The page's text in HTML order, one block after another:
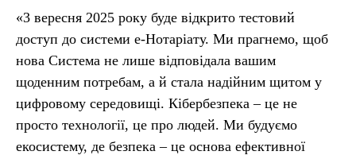
«3 вересня 2025 року буде відкрито тестовий
доступ до системи е-Нотаріату. Ми прагнемо, щоб
нова Система не лише відповідала вашим
щоденним потребам, а й стала надійним щитом у
цифровому середовищі. Кібербезпека – це не
просто технології, це про людей. Ми будуємо
екосистему, де безпека – це основа ефективної